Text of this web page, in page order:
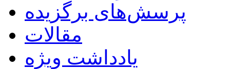
پرسش‌های برگزیده
مقالات
یادداشت ویژه